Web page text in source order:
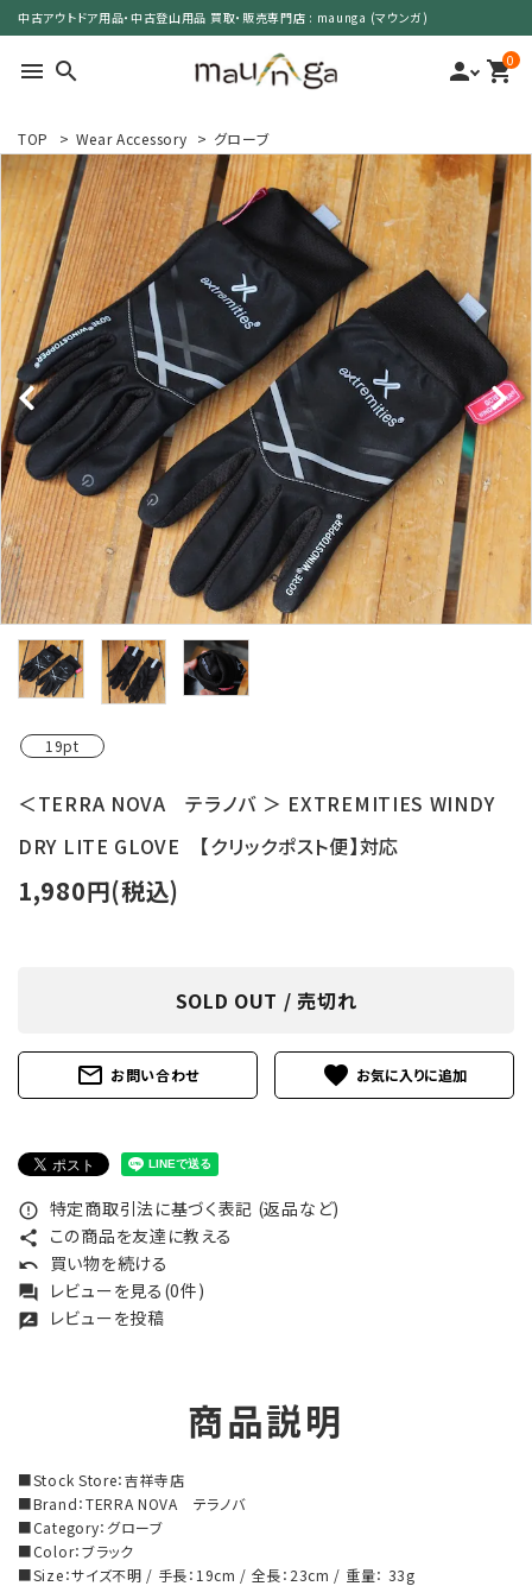
中古アウトドア用品・中古登山用品 買取・販売専門店 : maunga (マウンガ)
menu search person 0
shopping_cart
search
カテゴリーで選ぶ
サイズで選ぶ
特集で選ぶ
価格で選ぶ
買取案内
レンタル・修理
店舗情報
POLICY
ようこそ ゲスト 様
TOP > Wear Accessory > グローブ
19pt
＜TERRA NOVA テラノバ ＞ EXTREMITIES WINDY
DRY LITE GLOVE 【クリックポスト便】対応
1,980円(税込)
SOLD OUT / 売切れ
mail_outline お問い合わせ favorite
error_outline 特定商取引法に基づく表記 (返品など)
share この商品を友達に教える
undo 買い物を続ける
forum レビューを見る(0件)
rate_review レビューを投稿
商品説明
■Stock Store：吉祥寺店
■Brand：TERRA NOVA テラノバ
■Category：グローブ
■Color：ブラック
■Size：サイズ不明 / 手長：19cm / 全長：23cm / 重量： 33g